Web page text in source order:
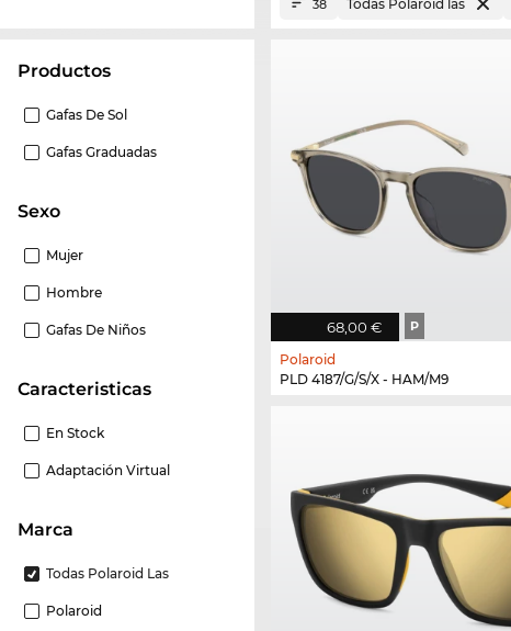
Productos
Gafas De Sol
Gafas Graduadas
Sexo
Mujer
Hombre
Gafas De Niños
Caracteristicas
En Stock
Adaptación Virtual
Marca
Todas Polaroid Las
Polaroid
38 Todas Polaroid las
68,00 € P
Polaroid
PLD 4187/G/S/X - HAM/M9